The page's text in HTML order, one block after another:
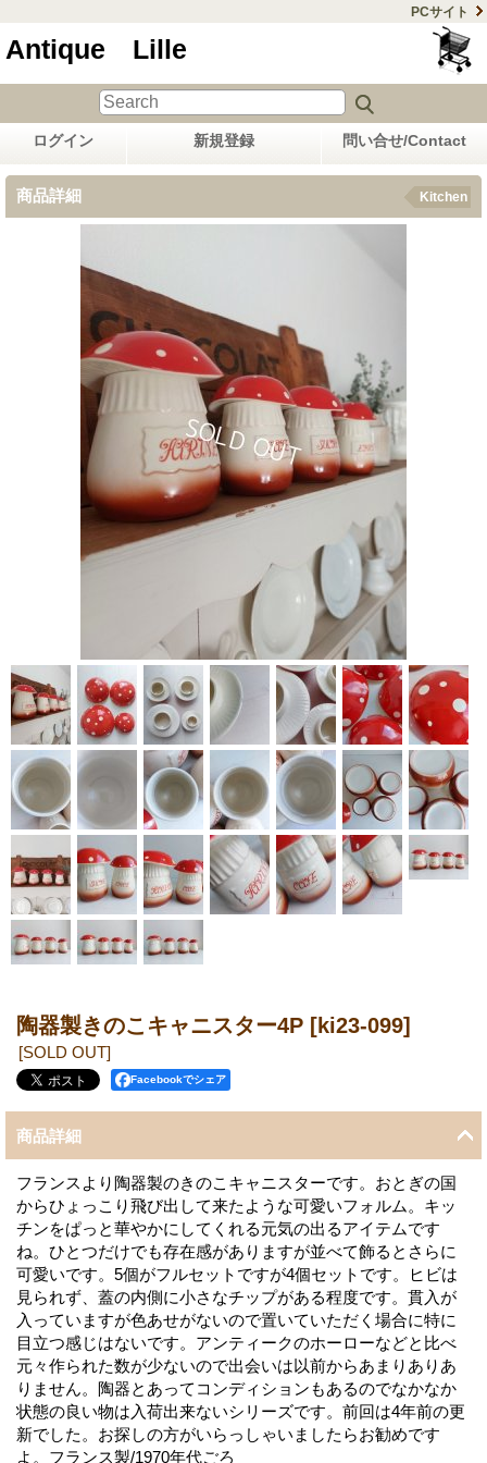
PCサイト
Antique Lille
ログイン 新規登録 問い合せ/Contact
商品詳細 Kitchen
陶器製きのこキャニスター4P [ki23-099]
[SOLD OUT]
Facebookでシェア
商品詳細
フランスより陶器製のきのこキャニスターです。おとぎの国
からひょっこり飛び出して来たような可愛いフォルム。キッ
チンをぱっと華やかにしてくれる元気の出るアイテムです
ね。ひとつだけでも存在感がありますが並べて飾るとさらに
可愛いです。5個がフルセットですが4個セットです。ヒビは
見られず、蓋の内側に小さなチップがある程度です。貫入が
入っていますが色あせがないので置いていただく場合に特に
目立つ感じはないです。アンティークのホーローなどと比べ
元々作られた数が少ないので出会いは以前からあまりありあ
りません。陶器とあってコンディションもあるのでなかなか
状態の良い物は入荷出来ないシリーズです。前回は4年前の更
新でした。お探しの方がいらっしゃいましたらお勧めです
よ。フランス製/1970年代ごろ